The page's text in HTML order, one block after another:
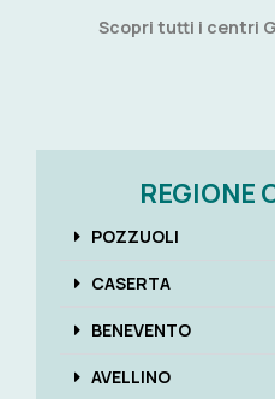
Scopri tutti i centri
REGIONE
POZZUOLI
CASERTA
BENEVENTO
AVELLINO